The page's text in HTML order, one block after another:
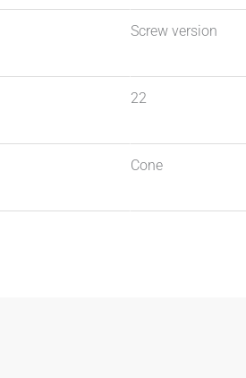
Screw version
22
Cone